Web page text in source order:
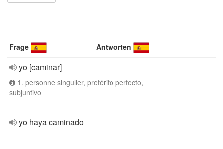
Frage Antworten
yo [caminar]
1. personne singulier, pretérito perfecto,
subjuntivo
yo haya caminado